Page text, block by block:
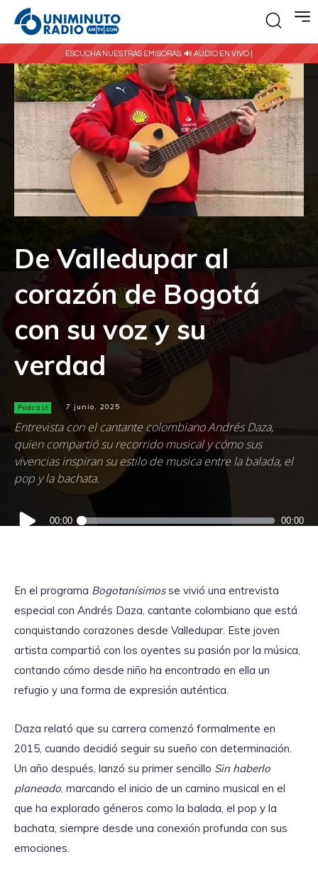
ESCUCHA NUESTRAS EMISORAS: 🔊 AUDIO EN VIVO |
De Valledupar al
corazón de Bogotá
con su voz y su
verdad
Podcast 7 junio, 2025
Entrevista con el cantante colombiano Andrés Daza,
quien compartió su recorrido musical y cómo sus
vivencias inspiran su estilo de musica entre la balada, el
pop y la bachata.
Reproductor
de
00:00 00:00
En el programa Bogotanísimosse vivió una entrevista
especial con Andrés Daza, cantante colombiano que está
conquistando corazones desde Valledupar. Este joven
artista compartió con los oyentes su pasión por la música,
contando cómo desde niño ha encontrado en ella un
refugio y una forma de expresión auténtica.
Daza relató que su carrera comenzó formalmente en
2015, cuando decidió seguir su sueño con determinación.
Un año después, lanzó su primer sencillo Sin haberlo
planeado, marcando el inicio de un camino musical en el
que ha explorado géneros como la balada, el pop y la
bachata, siempre desde una conexión profunda con sus
emociones.